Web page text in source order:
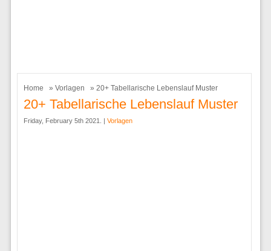
Home » Vorlagen » 20+ Tabellarische Lebenslauf Muster
20+ Tabellarische Lebenslauf Muster
Friday, February 5th 2021. | Vorlagen